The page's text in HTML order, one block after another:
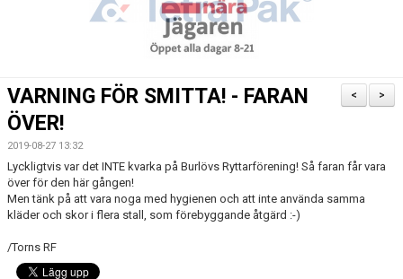
STALLPLATS
TÄVLING
ANLÄGGNING
RIDHUSKALENDER
>
<
VARNING FÖR SMITTA! - FARAN
ÖVER!
2019-08-27 13:32
Lyckligtvis var det INTE kvarka på Burlövs Ryttarförening! Så faran får vara
över för den här gången!
Men tänk på att vara noga med hygienen och att inte använda samma
kläder och skor i flera stall, som förebyggande åtgärd :-)
/Torns RF